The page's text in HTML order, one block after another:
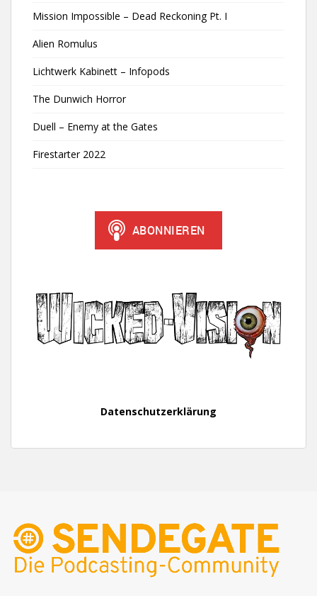
Mission Impossible – Dead Reckoning Pt. I
Alien Romulus
Lichtwerk Kabinett – Infopods
The Dunwich Horror
Duell – Enemy at the Gates
Firestarter 2022
Datenschutzerklärung